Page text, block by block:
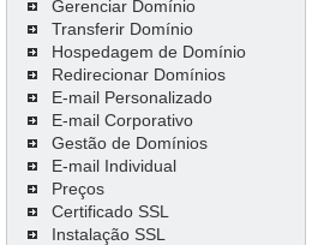
Gerenciar Domínio
Transferir Domínio
Hospedagem de Domínio
Redirecionar Domínios
E-mail Personalizado
E-mail Corporativo
Gestão de Domínios
E-mail Individual
Preços
Certificado SSL
Instalação SSL